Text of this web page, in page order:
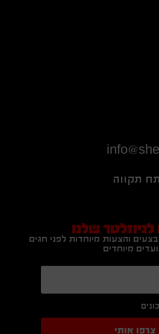
שלנו
והצעות מיוחדות לפני חגים
מיוחדים
צרפו אותי